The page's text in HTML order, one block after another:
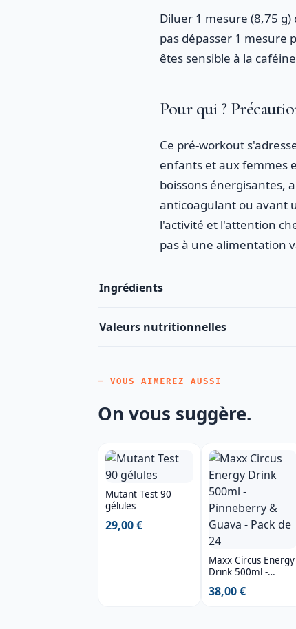
Diluer 1 mesure (8,75
pas dépasser 1 mesure
êtes sensible à la
Pour qui ?
Ce pré-workout
enfants et aux femmes
boissons énergisantes,
anticoagulant ou avant
l'activité et l'attention
pas à une alimentation
Ingrédients
Valeurs nutritionnelles
— VOUS AIMEREZ AUSSI
On vous suggère.
Mutant Test 90
gélules
29,00 €
Maxx Circus Energy
Drink 500ml -
Guava - Pack de 24
38,00 €